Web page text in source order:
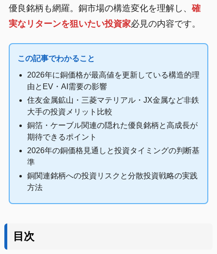
優良銘柄も網羅。銅市場の構造変化を理解し、 確
実なリターンを狙いたい投資家必見の内容です。
この記事でわかること
2026年に銅価格が最高値を更新している構造的理
由とEV・AI需要の影響
住友金属鉱山・三菱マテリアル・JX金属など非鉄
大手の投資メリット比較
銅箔・ケーブル関連の隠れた優良銘柄と高成長が
期待できるポイント
2026年の銅価格見通しと投資タイミングの判断基
準
銅関連銘柄への投資リスクと分散投資戦略の実践
方法
目次